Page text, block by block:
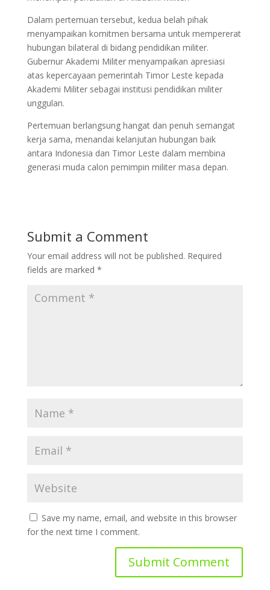
Dalam pertemuan tersebut, kedua belah pihak
menyampaikan komitmen bersama untuk mempererat
hubungan bilateral di bidang pendidikan militer.
Gubernur Akademi Militer menyampaikan apresiasi
atas kepercayaan pemerintah Timor Leste kepada
Akademi Militer sebagai institusi pendidikan militer
unggulan.
Pertemuan berlangsung hangat dan penuh semangat
kerja sama, menandai kelanjutan hubungan baik
antara Indonesia dan Timor Leste dalam membina
generasi muda calon pemimpin militer masa depan.
Submit a Comment
Your email address will not be published. Required
fields are marked *
Save my name, email, and website in this browser
for the next time I comment.